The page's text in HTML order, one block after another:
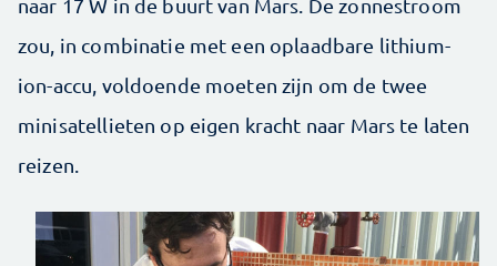
naar 17 W in de buurt van Mars. De zonnestroom
zou, in combinatie met een oplaadbare lithium-
ion-accu, voldoende moeten zijn om de twee
minisatellieten op eigen kracht naar Mars te laten
reizen.